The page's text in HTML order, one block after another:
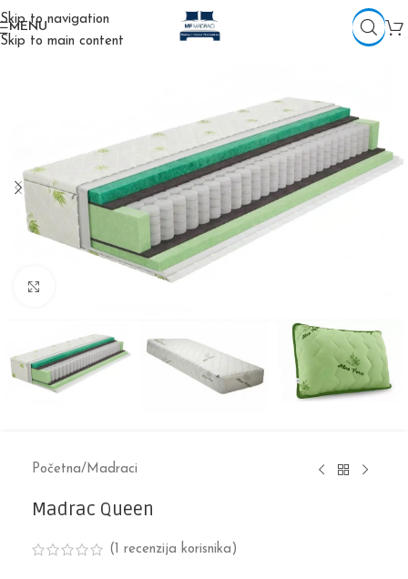
Skip to navigation
Skip to main content
MENU
Početna/Madraci
Madrac Queen
(1 recenzija korisnika)